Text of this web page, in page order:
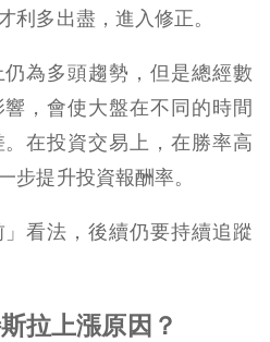
利多出盡，進入修正。
為多頭趨勢，但是總經數
，會使大盤在不同的時間
在投資交易上，在勝率高
步提升投資報酬率。
看法，後續仍要持續追蹤
拉上漲原因？